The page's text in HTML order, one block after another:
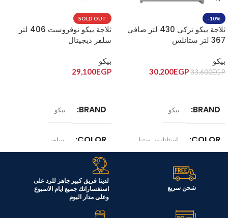
-10%
ثلاجة بيكو تركي 430 لتر صافي
367 لتر ستانلس
بيكو
33,600EGP
30,200EGP
BRAND بيكو
COLOR استانليس ستيل
RDNE430K02DX
SOLD OUT
ثلاجة بيكو نوفروست 406 لتر
سلفر ديجيتال
بيكو
29,100EGP
BRAND بيكو
COLOR سلفر
الموديل
RDNE455M20XBIDS
شحن سريع
لدينا فريق كبير جاهز للرد على
استفساراتك جميع ايام الاسبوع
وعلى مدار اليوم